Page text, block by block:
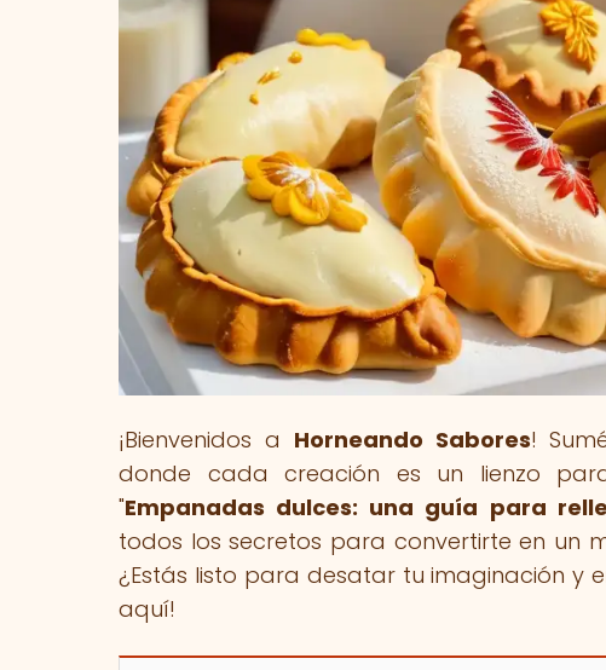
¡Bienvenidos a Horneando Sabores!
donde cada creación es un lienzo
"Empanadas dulces: una guía para
todos los secretos para convertirte en un
¿Estás listo para desatar tu imaginación y
aquí!